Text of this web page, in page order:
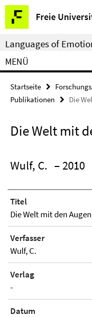
Springe
direkt
zu
Inhalt
Freie
Service-
Navigation
Languages of
MENÜ
Startseite
Publikationen
Die
Die Welt mit
Wulf, C. – 2010
Titel
Die Welt mit den
Verfasser
Wulf, C.
Verlag
-
Datum